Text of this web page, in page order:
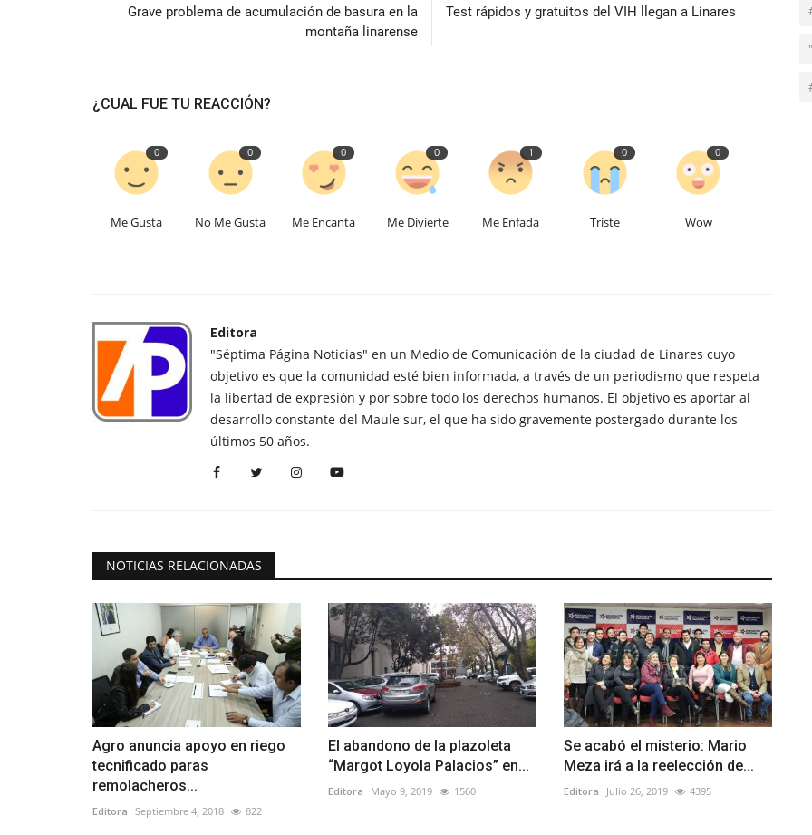
Grave problema de acumulación de basura en la
montaña linarense
Test rápidos y gratuitos del VIH llegan a Linares
¿CUAL FUE TU REACCIÓN?
0
Me Gusta
0
No Me Gusta
0
Me Encanta
0
Me Divierte
1
Me Enfada
0
Triste
0
Wow
Editora
"Séptima Página Noticias" en un Medio de Comunicación de la ciudad de Linares cuyo
objetivo es que la comunidad esté bien informada, a través de un periodismo que respeta
la libertad de expresión y por sobre todo los derechos humanos. El objetivo es aportar al
desarrollo constante del Maule sur, el que ha sido gravemente postergado durante los
últimos 50 años.
NOTICIAS RELACIONADAS
Agro anuncia apoyo en riego
tecnificado paras
remolacheros...
Editora Septiembre 4, 2018 822
El abandono de la plazoleta
“Margot Loyola Palacios” en...
Editora Mayo 9, 2019 1560
Se acabó el misterio: Mario
Meza irá a la reelección de...
Editora Julio 26, 2019 4395